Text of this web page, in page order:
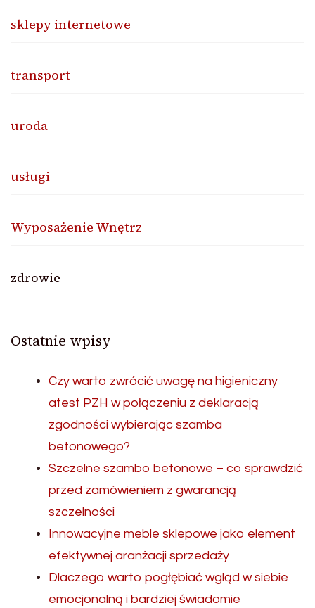
sklepy internetowe
transport
uroda
usługi
Wyposażenie Wnętrz
zdrowie
Ostatnie wpisy
Czy warto zwrócić uwagę na higieniczny
atest PZH w połączeniu z deklaracją
zgodności wybierając szamba
betonowego?
Szczelne szambo betonowe – co sprawdzić
przed zamówieniem z gwarancją
szczelności
Innowacyjne meble sklepowe jako element
efektywnej aranżacji sprzedaży
Dlaczego warto pogłębiać wgląd w siebie
emocjonalną i bardziej świadomie